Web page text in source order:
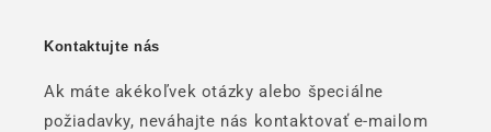
Kontaktujte nás
Ak máte akékoľvek otázky alebo špeciálne
požiadavky, neváhajte nás kontaktovať e-mailom